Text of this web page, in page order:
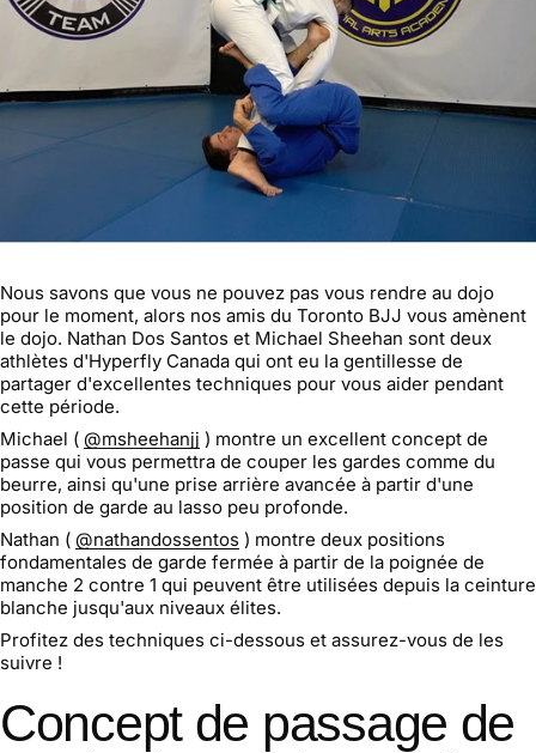
Nous savons que vous ne pouvez pas vous rendre au dojo
pour le moment, alors nos amis du Toronto BJJ vous amènent
le dojo. Nathan Dos Santos et Michael Sheehan sont deux
athlètes d'Hyperfly Canada qui ont eu la gentillesse de
partager d'excellentes techniques pour vous aider pendant
cette période.
Michael ( @msheehanjj ) montre un excellent concept de
passe qui vous permettra de couper les gardes comme du
beurre, ainsi qu'une prise arrière avancée à partir d'une
position de garde au lasso peu profonde.
Nathan ( @nathandossentos ) montre deux positions
fondamentales de garde fermée à partir de la poignée de
manche 2 contre 1 qui peuvent être utilisées depuis la ceinture
blanche jusqu'aux niveaux élites.
Profitez des techniques ci-dessous et assurez-vous de les
suivre !
Concept de passage de